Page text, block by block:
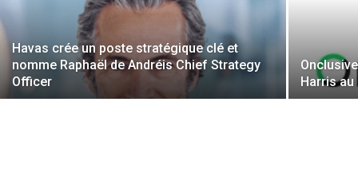
Havas crée un poste stratégique clé et
nomme Raphaël de Andréis Chief Strategy
Officer
Harris au